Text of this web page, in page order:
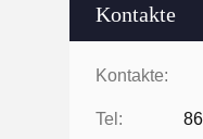
Kontakte
Kontakte:
Tel: